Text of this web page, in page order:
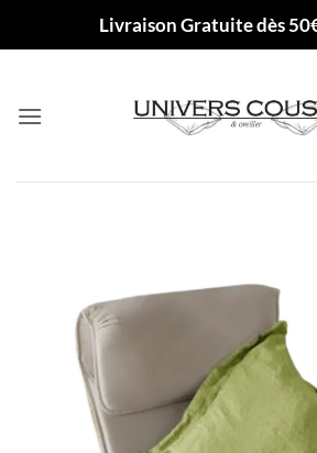
Livraison Gratuite dès